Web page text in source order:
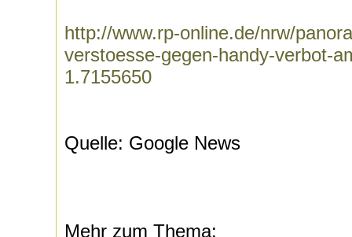
http://www.rp-online.de/nrw/
verstoesse-gegen-handy-verbot-
1.7155650
Quelle: Google News
Mehr zum Thema: